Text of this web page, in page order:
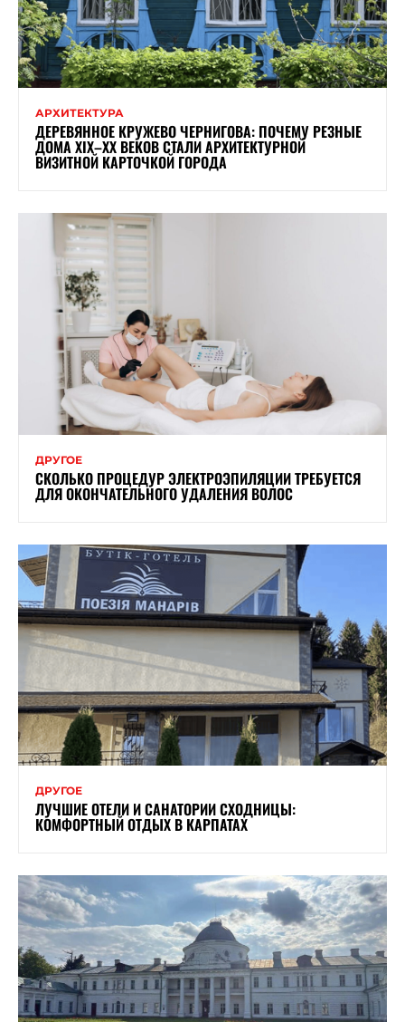
АРХИТЕКТУРА
ДЕРЕВЯННОЕ КРУЖЕВО ЧЕРНИГОВА: ПОЧЕМУ РЕЗНЫЕ
ДОМА XIX–XX ВЕКОВ СТАЛИ АРХИТЕКТУРНОЙ
ВИЗИТНОЙ КАРТОЧКОЙ ГОРОДА
ДРУГОЕ
СКОЛЬКО ПРОЦЕДУР ЭЛЕКТРОЭПИЛЯЦИИ ТРЕБУЕТСЯ
ДЛЯ ОКОНЧАТЕЛЬНОГО УДАЛЕНИЯ ВОЛОС
ДРУГОЕ
ЛУЧШИЕ ОТЕЛИ И САНАТОРИИ СХОДНИЦЫ:
КОМФОРТНЫЙ ОТДЫХ В КАРПАТАХ